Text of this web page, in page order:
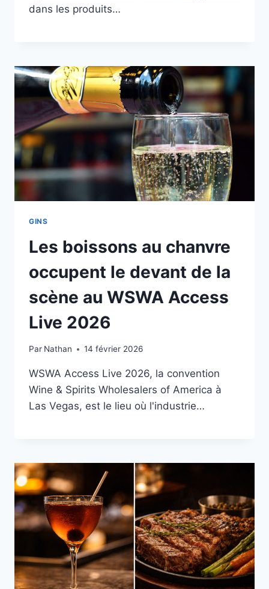
dans les produits…
GINS
Les boissons au chanvre
occupent le devant de la
scène au WSWA Access
Live 2026
Par Nathan 14 février 2026
WSWA Access Live 2026, la convention
Wine & Spirits Wholesalers of America à
Las Vegas, est le lieu où l'industrie…